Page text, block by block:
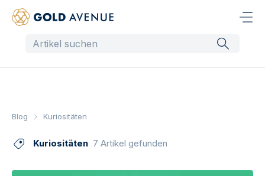
Blog Kuriositäten
Kuriositäten 7 Artikel gefunden